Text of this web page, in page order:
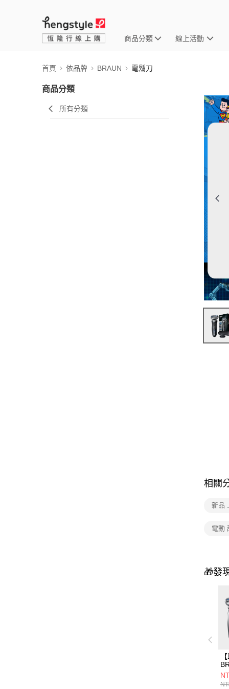
商品分類 線上活動
首頁 依品牌 BRAUN 電鬍刀
商品分類
所有分類
相關
新品
電動
🎁發